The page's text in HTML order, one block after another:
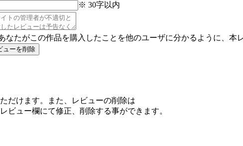
※ 30字以内
なたがこの作品を購入したことを他のユーザに分かるように、本
だけます。また、レビューの削除は
ビュー欄にて修正、削除する事ができます。